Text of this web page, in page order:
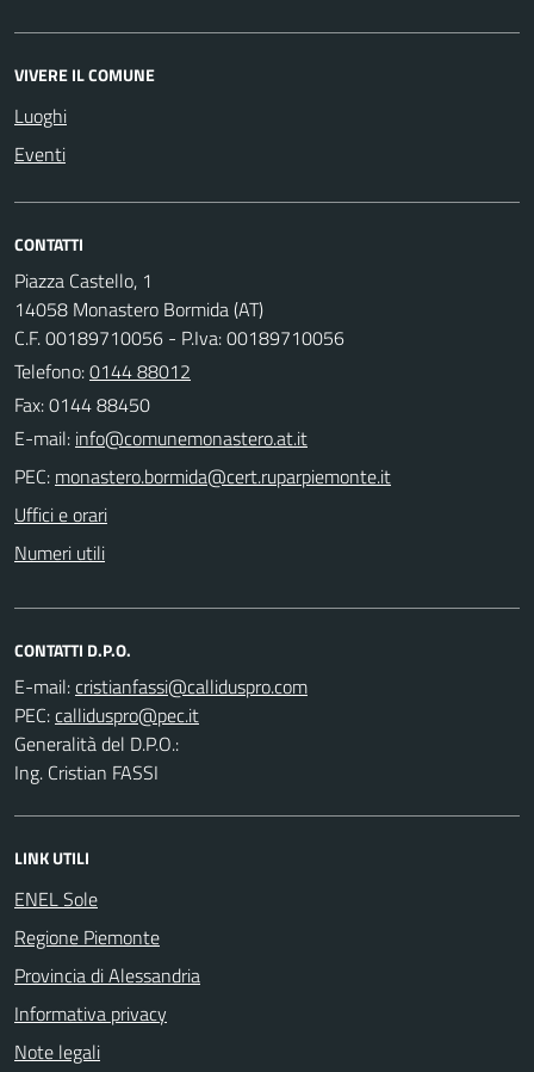
VIVERE IL COMUNE
Luoghi
Eventi
CONTATTI
Piazza Castello, 1
14058 Monastero Bormida (AT)
C.F. 00189710056 - P.Iva: 00189710056
Telefono:0144 88012
Fax: 0144 88450
E-mail:
PEC:
Uffici e orari
Numeri utili
CONTATTI D.P.O.
E-mail:
PEC:
Generalità del D.P.O.:
Ing. Cristian FASSI
LINK UTILI
ENEL Sole
Regione Piemonte
Provincia di Alessandria
Informativa privacy
Note legali